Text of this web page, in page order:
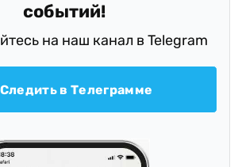
событий!
на наш канал в Telegram
Следить в Телеграмме